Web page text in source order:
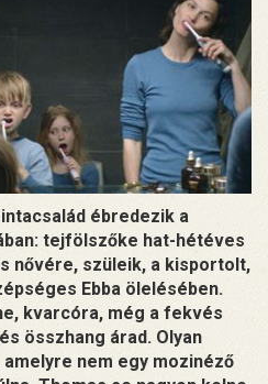
ébredezik a
tejfölszőke hat-hétéves
nővére, szüleik, a kisportolt,
Ebba ölelésében.
kvarcóra, még a fekvés
összhang árad. Olyan
nem egy mozinéző